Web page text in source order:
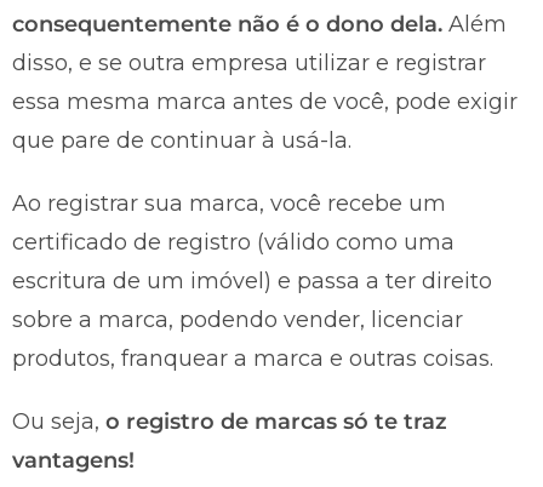
consequentemente não é o dono dela. Além
disso, e se outra empresa utilizar e registrar
essa mesma marca antes de você, pode exigir
que pare de continuar à usá-la.
Ao registrar sua marca, você recebe um
certificado de registro (válido como uma
escritura de um imóvel) e passa a ter direito
sobre a marca, podendo vender, licenciar
produtos, franquear a marca e outras coisas.
Ou seja, o registro de marcas só te traz
vantagens!